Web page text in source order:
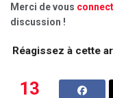
Merci de vous
discussion !
Réagissez à cette
13